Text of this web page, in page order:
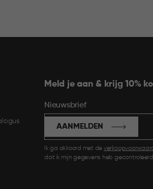
Meld je aan & krijg 10%
Nieuwsbrief
Ik ga akkoord met de
dat ik mijn gegevens heb
AANMELDEN